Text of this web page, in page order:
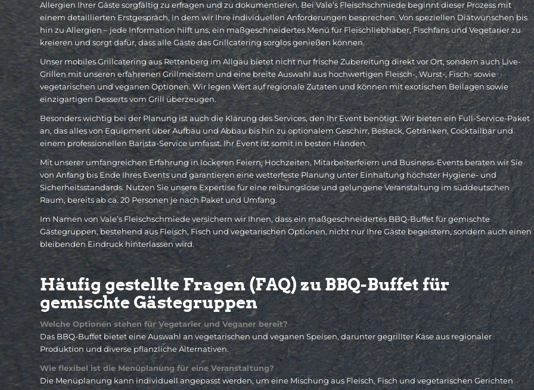
Allergien Ihrer Gäste sorgfältig zu erfragen und zu dokumentieren. Bei Vale’s Fleischschmiede beginnt dieser Prozess mit
einem detaillierten Erstgespräch, in dem wir Ihre individuellen Anforderungen besprechen. Von speziellen Diätwünschen bis
hin zu Allergien – jede Information hilft uns, ein maßgeschneidertes Menü für Fleischliebhaber, Fischfans und Vegetarier zu
kreieren und sorgt dafür, dass alle Gäste das Grillcatering sorglos genießen können.
Unser mobiles Grillcatering aus Rettenberg im Allgäu bietet nicht nur frische Zubereitung direkt vor Ort, sondern auch Live-
Grillen mit unseren erfahrenen Grillmeistern und eine breite Auswahl aus hochwertigen Fleisch-, Wurst-, Fisch- sowie
vegetarischen und veganen Optionen. Wir legen Wert auf regionale Zutaten und können mit exotischen Beilagen sowie
einzigartigen Desserts vom Grill überzeugen.
Besonders wichtig bei der Planung ist auch die Klärung des Services, den Ihr Event benötigt. Wir bieten ein Full-Service-Paket
an, das alles von Equipment über Aufbau und Abbau bis hin zu optionalem Geschirr, Besteck, Getränken, Cocktailbar und
einem professionellen Barista-Service umfasst. Ihr Event ist somit in besten Händen.
Mit unserer umfangreichen Erfahrung in lockeren Feiern, Hochzeiten, Mitarbeiterfeiern und Business-Events beraten wir Sie
von Anfang bis Ende Ihres Events und garantieren eine wetterfeste Planung unter Einhaltung höchster Hygiene- und
Sicherheitsstandards. Nutzen Sie unsere Expertise für eine reibungslose und gelungene Veranstaltung im süddeutschen
Raum, bereits ab ca. 20 Personen je nach Paket und Umfang.
Im Namen von Vale’s Fleischschmiede versichern wir Ihnen, dass ein maßgeschneidertes BBQ-Buffet für gemischte
Gästegruppen, bestehend aus Fleisch, Fisch und vegetarischen Optionen, nicht nur Ihre Gäste begeistern, sondern auch einen
bleibenden Eindruck hinterlassen wird.
Häufig gestellte Fragen (FAQ) zu BBQ-Buffet für
gemischte Gästegruppen
Welche Optionen stehen für Vegetarier und Veganer bereit?
Das BBQ-Buffet bietet eine Auswahl an vegetarischen und veganen Speisen, darunter gegrillter Käse aus regionaler
Produktion und diverse pflanzliche Alternativen.
Wie flexibel ist die Menüplanung für eine Veranstaltung?
Die Menüplanung kann individuell angepasst werden, um eine Mischung aus Fleisch, Fisch und vegetarischen Gerichten